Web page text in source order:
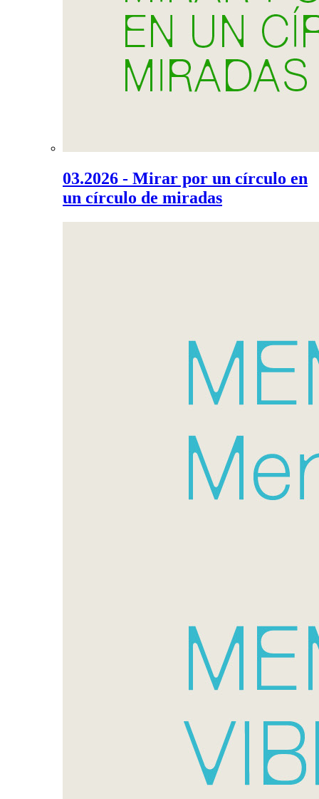
03.2026 - Mirar por un círculo en
un círculo de miradas